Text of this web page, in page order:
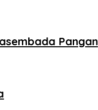
Pangan